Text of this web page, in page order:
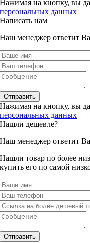
Нажимая на кнопку, вы
персональных данных
Написать нам
Наш менеджер ответит
Отправить
Нажимая на кнопку, вы
персональных данных
Нашли дешевле?
Наш менеджер ответит
Нашли товар по более
купить его по самой
Отправить